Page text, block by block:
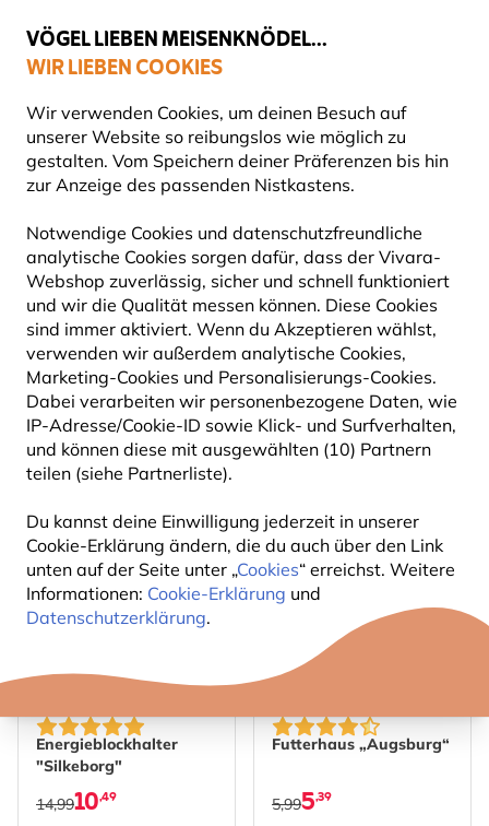
VÖGEL LIEBEN MEISENKNÖDEL...
WIR LIEBEN COOKIES
Wir verwenden Cookies, um deinen Besuch auf
unserer Website so reibungslos wie möglich zu
gestalten. Vom Speichern deiner Präferenzen bis hin
zur Anzeige des passenden Nistkastens.
Notwendige Cookies und datenschutzfreundliche
analytische Cookies sorgen dafür, dass der Vivara-
Webshop zuverlässig, sicher und schnell funktioniert
und wir die Qualität messen können. Diese Cookies
sind immer aktiviert. Wenn du Akzeptieren wählst,
verwenden wir außerdem analytische Cookies,
Marketing-Cookies und Personalisierungs-Cookies.
Dabei verarbeiten wir personenbezogene Daten, wie
IP-Adresse/Cookie-ID sowie Klick- und Surfverhalten,
und können diese mit ausgewählten (10) Partnern
teilen (siehe Partnerliste).
Du kannst deine Einwilligung jederzeit in unserer
Cookie-Erklärung ändern, die du auch über den Link
unten auf der Seite unter „Cookies“ erreichst. Weitere
Informationen: Cookie-Erklärung und
Datenschutzerklärung.
Gratis Versand ab 49 €
Vogelfuttersysteme
ENERGIEBLOCK-HALTER
Fettblöcke gehören zu den nährstoffreichsten und
energiereichsten Futtermitteln, die du Wildvögeln
anbieten kannst. Sie sind vollgepackt mit wicht Mehr
lesen
15Produkte
30% RABATT
Energieblockhalter
"Silkeborg"
10,49
14,99
10% RABATT
Futterhaus „Augsburg“
5,39
5,99